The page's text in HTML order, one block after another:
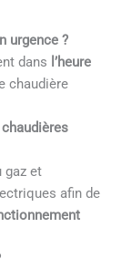
urgence ?
dans l’heure
chaudière
gaz et
afin de